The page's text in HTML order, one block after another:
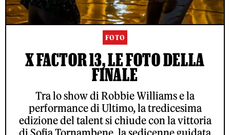
FOTO
X FACTOR 13, LE FOTO DELLA
FINALE
Tra lo show di Robbie Williams e la
performance di Ultimo, la tredicesima
edizione del talent si chiude con la vittoria